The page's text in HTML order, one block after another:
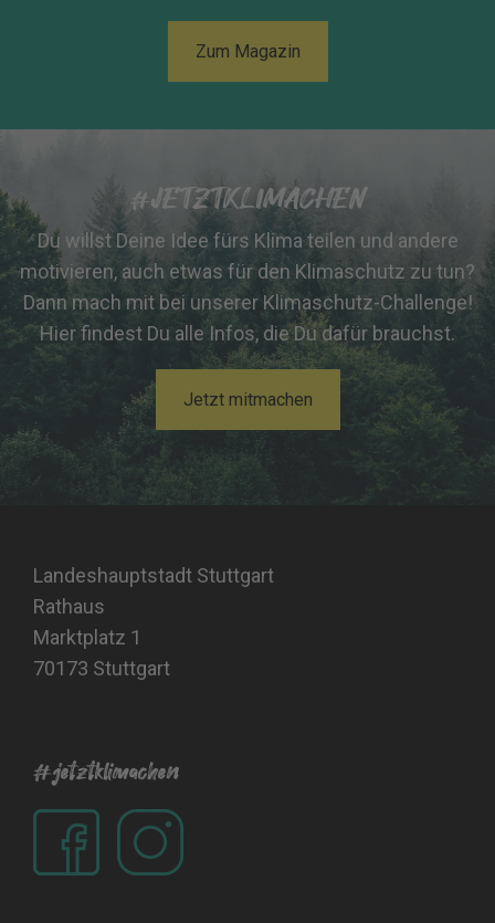
Zum Magazin
#JETZTKLIMACHEN
Du willst Deine Idee fürs Klima teilen und andere
motivieren, auch etwas für den Klimaschutz zu tun?
Dann mach mit bei unserer Klimaschutz-Challenge!
Hier findest Du alle Infos, die Du dafür brauchst.
Jetzt mitmachen
Landeshauptstadt Stuttgart
Rathaus
Marktplatz 1
70173 Stuttgart
#jetztklimachen